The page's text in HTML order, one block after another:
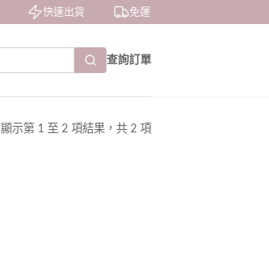
快速出貨 免運費
查詢訂單
顯示第 1 至 2 項結果，共 2 項